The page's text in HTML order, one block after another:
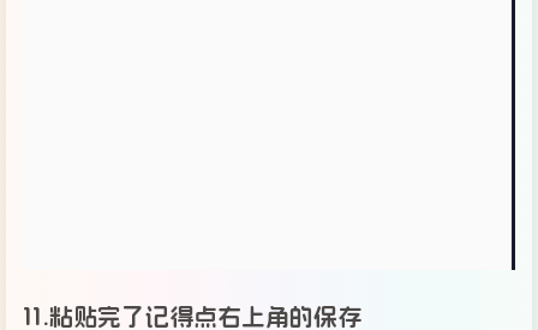
11.粘贴完了记得点右上角的保存